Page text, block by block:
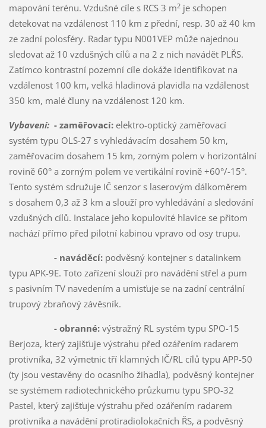
mapování terénu. Vzdušné cíle s RCS 3 m2je schopen
detekovat na vzdálenost 110 km z přední, resp. 30 až 40 km
ze zadní polosféry. Radar typu N001VEP může najednou
sledovat až 10 vzdušných cílů a na 2 z nich navádět PLŘS.
Zatímco kontrastní pozemní cíle dokáže identifikovat na
vzdálenost 100 km, velká hladinová plavidla na vzdálenost
350 km, malé čluny na vzdálenost 120 km.
Vybavení: - zaměřovací:elektro-optický zaměřovací
systém typu OLS-27 s vyhledávacím dosahem 50 km,
zaměřovacím dosahem 15 km, zorným polem v horizontální
rovině 60° a zorným polem ve vertikální rovině +60°/-15°.
Tento systém sdružuje IČ senzor s laserovým dálkoměrem
s dosahem 0,3 až 3 km a slouží pro vyhledávání a sledování
vzdušných cílů. Instalace jeho kopulovité hlavice se přitom
nachází přímo před pilotní kabinou vpravo od osy trupu.
- naváděcí:podvěsný kontejner s datalinkem
typu APK-9E. Toto zařízení slouží pro navádění střel a pum
s pasivním TV navedením a umisťuje se na zadní centrální
trupový zbraňový závěsník.
- obranné:výstražný RL systém typu SPO-15
Berjoza, který zajišťuje výstrahu před ozářením radarem
protivníka, 32 výmetnic tří klamných IČ/RL cílů typu APP-50
(ty jsou vestavěny do ocasního žihadla), podvěsný kontejner
se systémem radiotechnického průzkumu typu SPO-32
Pastel, který zajišťuje výstrahu před ozářením radarem
protivníka a navádění protiradiolokačních ŘS, a podvěsný